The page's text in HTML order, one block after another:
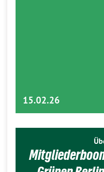
15.02.26